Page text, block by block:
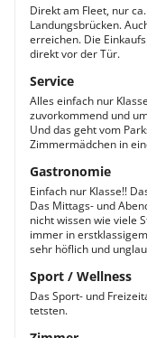
Direkt am Fleet, nur
Landungsbrücken.
erreichen. Die
direkt vor der Tür.
Service
Alles einfach nur
zuvorkommend und
Und das geht vom
Zimmermädchen in
Gastronomie
Einfach nur Klasse!!
Das Mittags- und
nicht wissen wie viele
immer in
sehr höflich und
Sport / Wellness
Das Sport- und
tetsten.